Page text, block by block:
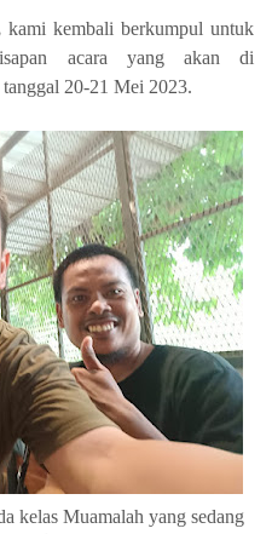
kami kembali berkumpul untuk
acara yang akan di
20-21 Mei 2023.
kelas Muamalah yang sedang